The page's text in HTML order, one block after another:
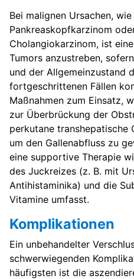
Bei malignen Ursachen, wie
Pankreaskopfkarzinom
Cholangiokarzinom, ist
Tumors anzustreben,
und der Allgemeinzustand
fortgeschrittenen Fällen
Maßnahmen zum Einsatz,
zur Überbrückung der
perkutane transhepatische
um den Gallenabfluss zu
eine supportive Therapie
des Juckreizes (z. B. mit
Antihistaminika) und die
Vitamine umfasst.
Komplikationen
Ein unbehandelter
schwerwiegenden
häufigsten ist die